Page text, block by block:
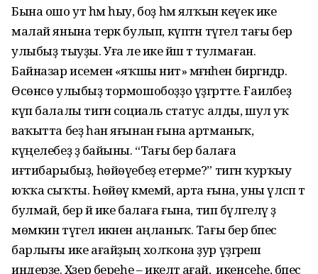
Бына ошо ут һәм һыу, боҙ һәм ялҡын кеүек ике
малай янына терәк булып, күптән түгел тағы бер
улыбыҙ тыуҙы. Уға әле ике йәш тә тулмаған.
Байназар исеменә «яҡшы ниәт» мәғәнәһен биргәндәр.
Өсөнсө улыбыҙ тормошобоҙҙо үҙгәртте. Ғаиләбеҙ
күп балалы тигән социаль статус алды, шул уҡ
ваҡытта беҙ һан яғынан ғына артманыҡ,
күңелебеҙ ҙә байыны. “Тағы бер балаға
иғтибарыбыҙ, һөйөүебеҙ етерме?” тигән ҡурҡыу
юҡҡа сыҡты. Һөйөү кәмемәй, арта ғына, уны үлсәп тә
булмай, бер йә ике балаға ғына, тип бүлгеләү ҙә
мөмкин түгел икәнен аңланыҡ. Тағы бер бәпес
барлығы ике ағайҙың холҡона ҙур үҙгәреш
индерҙе. Хәҙер береһе – икеләтә ағай, ә икенсеһе, бәпес